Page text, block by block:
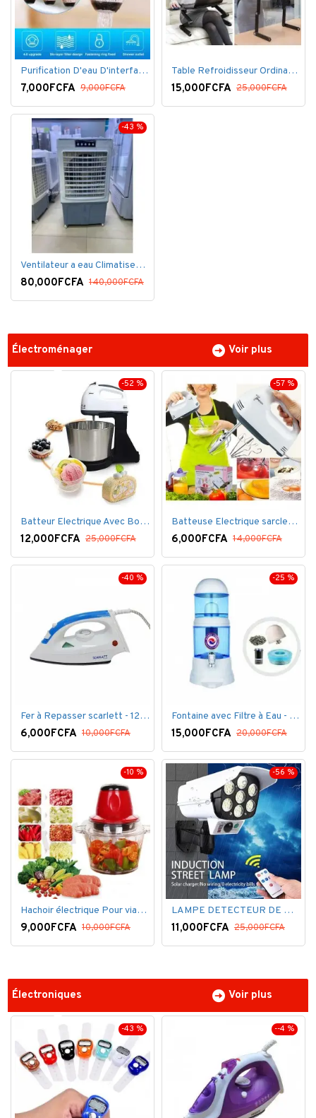
Purification D'eau D'interface De Filtre De Robinet
7,000FCFA 9,000FCFA
Table Refroidisseur Ordinateur Portable
15,000FCFA 25,000FCFA
-43 %
Ventilateur a eau Climatiseur Mobile Grand Model.
80,000FCFA 140,000FCFA
Électroménager Voir plus
-52 %
Batteur Electrique Avec Bol en inox
12,000FCFA 25,000FCFA
-57 %
Batteuse Electrique sarclette à main– 7 vitesses
6,000FCFA 14,000FCFA
-40 %
Fer à Repasser scarlett - 1200 W - Bleu Blanc
6,000FCFA 10,000FCFA
-25 %
Fontaine avec Filtre à Eau - 16 Litres - Blanc
15,000FCFA 20,000FCFA
-10 %
Hachoir électrique Pour viandes et légumes -Rouge
9,000FCFA 10,000FCFA
-56 %
LAMPE DETECTEUR DE MOUVEMENT SOLAR SENSOR LIGHT
11,000FCFA 25,000FCFA
Électroniques Voir plus
-43 % --4 %